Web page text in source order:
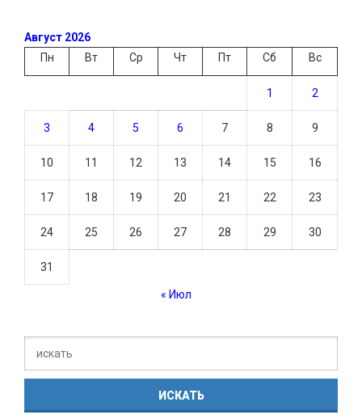
Август 2026
Пн
Вт Ср Чт Пт Сб Вс
1 2
3 4 5 6 7 8 9
10 11 12 13 14 15 16
17 18 19 20 21 22 23
24 25 26 27 28 29 30
31
« Июл